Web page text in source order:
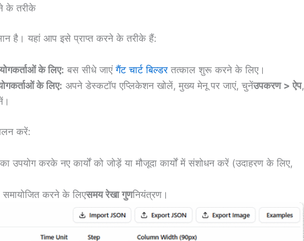
के तरीके
है। यहां आप इसे प्राप्त करने के तरीके हैं:
के लिए: बस सीधे जाएंगैंट चार्ट बिल्डरतत्काल शुरू करने के लिए।
के लिए: अपने डेस्कटॉप एप्लिकेशन खोलें, मुख्य मेनू पर जाएं, चुनेंउपकरण > ऐप,
करें:
उपयोग करके नए कार्यों को जोड़ें या मौजूदा कार्यों में संशोधन करें (उदाहरण के लिए,
करने के लिएसमय रेखा गुणनियंत्रण।